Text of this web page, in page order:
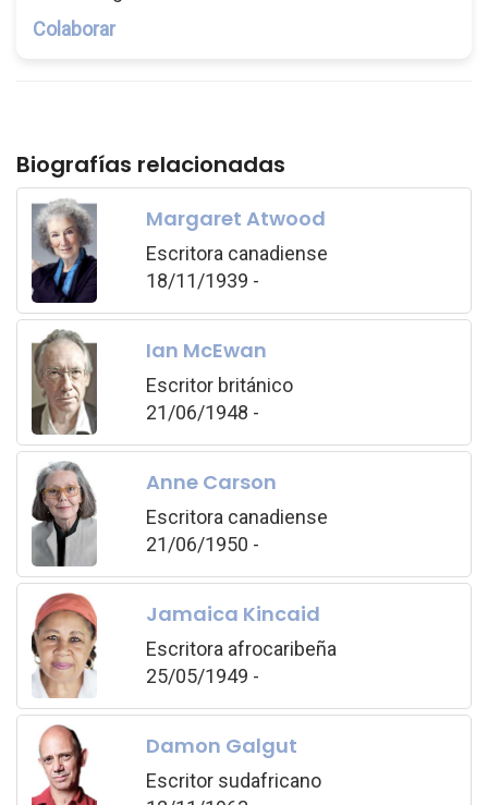
Colaborar
Biografías relacionadas
Margaret Atwood
Escritora canadiense
18/11/1939 -
Ian McEwan
Escritor británico
21/06/1948 -
Anne Carson
Escritora canadiense
21/06/1950 -
Jamaica Kincaid
Escritora afrocaribeña
25/05/1949 -
Damon Galgut
Escritor sudafricano